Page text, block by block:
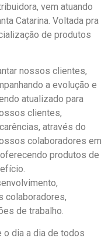
vem atuando
Catarina. Voltada pra
de produtos
nossos clientes,
a evolução e
atualizado para
clientes,
através do
colaboradores em
produtos de
colaboradores,
de trabalho.
o dia a dia de todos